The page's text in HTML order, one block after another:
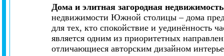
Дома и элитная загородная
недвижимости Южной столицы – дома
для тех, кто спокойствие и уединённость
является одним из приоритетных
отличающиеся авторским дизайном